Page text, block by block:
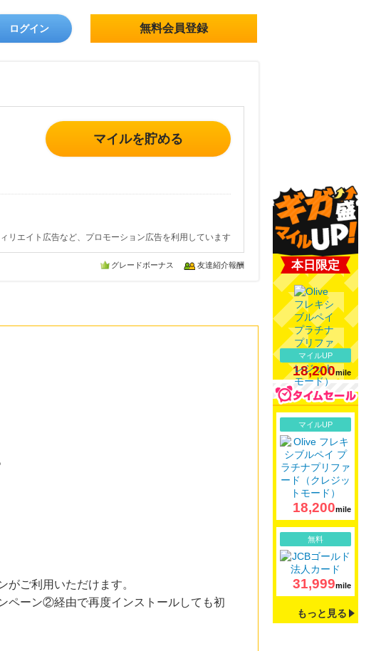
ログイン 無料会員登録
マイルを貯める
リエイト広告など、プロモーション広告を利用しています
グレードボーナス 友達紹介報酬
がご利用いただけます。
ペーン②経由で再度インストールしても初
本日限定
マイルUP
18,200mile
マイルUP
18,200mile
無料
31,999mile
もっと見る